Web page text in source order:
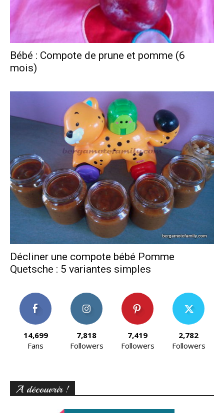
Bébé : Compote de prune et pomme (6
mois)
Décliner une compote bébé Pomme
Quetsche : 5 variantes simples
14,699
Fans
7,818
Followers
7,419
Followers
2,782
Followers
A découvrir !